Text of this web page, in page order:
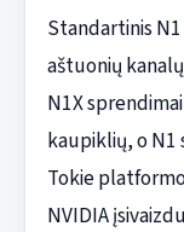
Standartinis
aštuonių
N1X
kaupiklių, o N1
Tokie
NVIDIA